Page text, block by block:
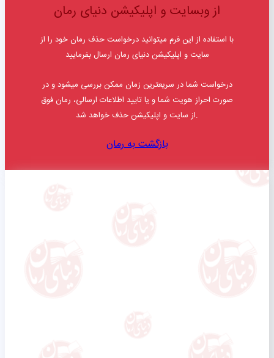
از وبسایت و اپلیکیشن دنیای رمان
با استفاده از این فرم میتوانید درخواست حذف رمان خود را از
سایت و اپلیکیشن دنیای رمان ارسال بفرمایید
درخواست شما در سریعترین زمان ممکن بررسی میشود و در
صورت احراز هویت شما و یا تایید اطلاعات ارسالی، رمان فوق
از سایت و اپلیکیشن حذف خواهد شد.
بازگشت به رمان